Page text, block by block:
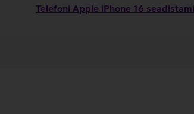
Telefoni Apple iPhone 16